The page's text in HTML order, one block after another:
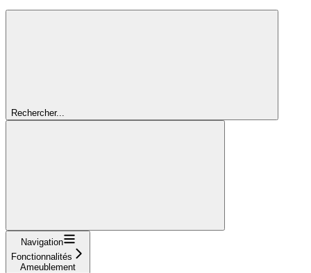
Rechercher...
Navigation
Fonctionnalités
Ameublement